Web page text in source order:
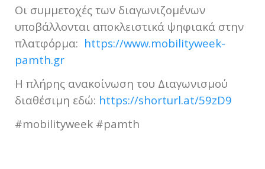
Οι συμμετοχές των διαγωνιζομένων
υποβάλλονται αποκλειστικά ψηφιακά στην
πλατφόρμα: https://www.mobilityweek-
pamth.gr
Η πλήρης ανακοίνωση του Διαγωνισμού
διαθέσιμη εδώ: https://shorturl.at/59zD9
#mobilityweek #pamth